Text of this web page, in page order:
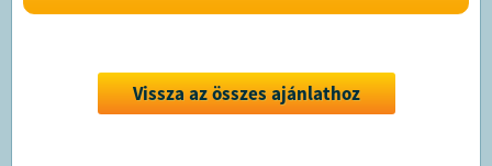
Vissza az összes ajánlathoz